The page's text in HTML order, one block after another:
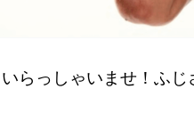
いらっしゃいませ！ふじ